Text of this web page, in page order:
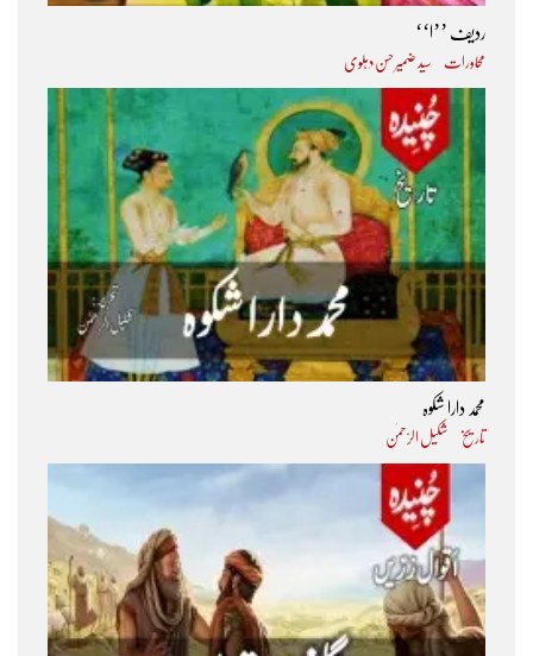
ردیف ’’ا‘‘
محاورات سید ضمیر حسن دہلوی
محمد دارا شکوہ
تاریخ شکیل الرّحمٰن